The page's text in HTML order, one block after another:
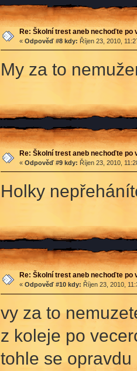
Re: Školní trest aneb nechoďte po
« Odpověď #8 kdy: Říjen 23, 2010,
My za to
Re: Školní trest aneb nechoďte po
« Odpověď #9 kdy: Říjen 23, 2010,
Holky
Re: Školní trest aneb nechoďte po
« Odpověď #10 kdy: Říjen 23, 2010,
vy za to
z koleje po
tohle se